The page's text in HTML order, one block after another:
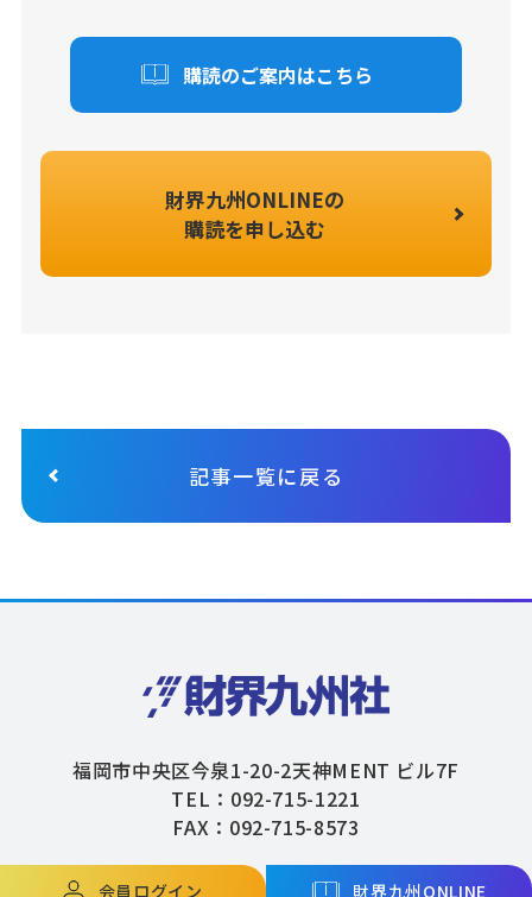
購読のご案内はこちら
財界九州ONLINEの
購読を申し込む
記事一覧に戻る
会員ログイン 財界九州ONLINE
福岡市中央区今泉1-20-2天神MENT ビル7F
TEL：092-715-1221
FAX：092-715-8573